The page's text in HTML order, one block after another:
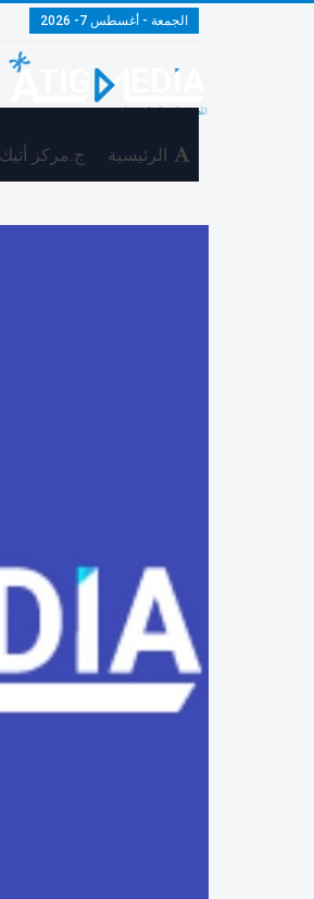
الجمعة - أغسطس 7- 2026
الرئيسية ج.مركز أتيك